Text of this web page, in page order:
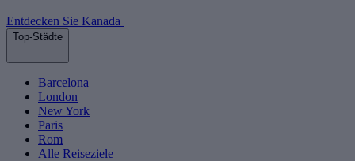
Entdecken Sie Kanada
Top-Städte
Barcelona
London
New York
Paris
Rom
Alle Reiseziele